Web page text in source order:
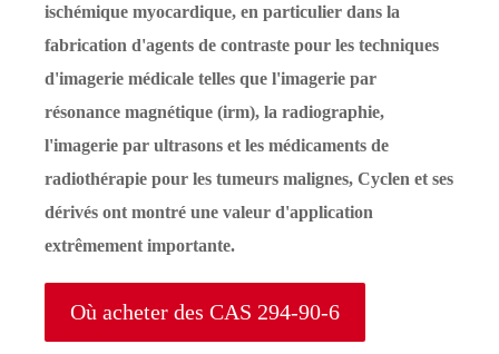
ischémique myocardique, en particulier dans la
fabrication d'agents de contraste pour les techniques
d'imagerie médicale telles que l'imagerie par
résonance magnétique (irm), la radiographie,
l'imagerie par ultrasons et les médicaments de
radiothérapie pour les tumeurs malignes, Cyclen et ses
dérivés ont montré une valeur d'application
extrêmement importante.
Où acheter des CAS 294-90-6